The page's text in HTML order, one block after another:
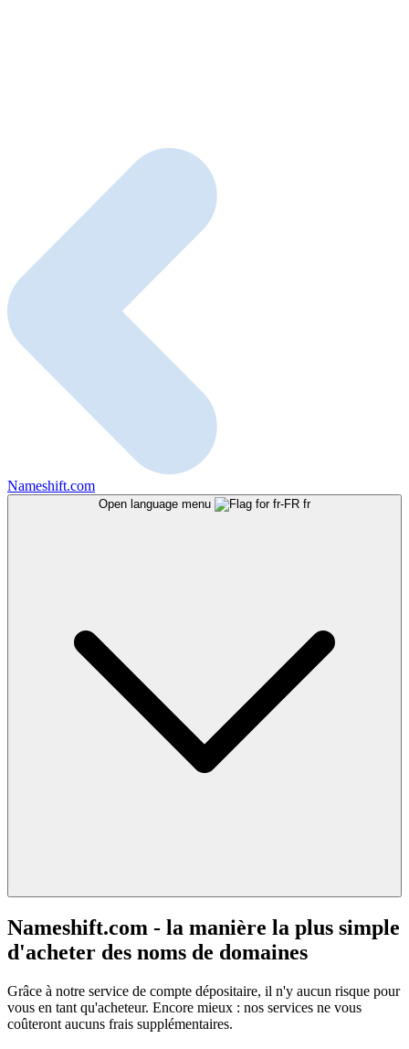
Nameshift.com
Open language menu fr
Nameshift.com - la manière la plus simple
d'acheter des noms de domaines
Grâce à notre service de compte dépositaire, il n'y aucun risque pour
vous en tant qu'acheteur. Encore mieux : nos services ne vous
coûteront aucuns frais supplémentaires.